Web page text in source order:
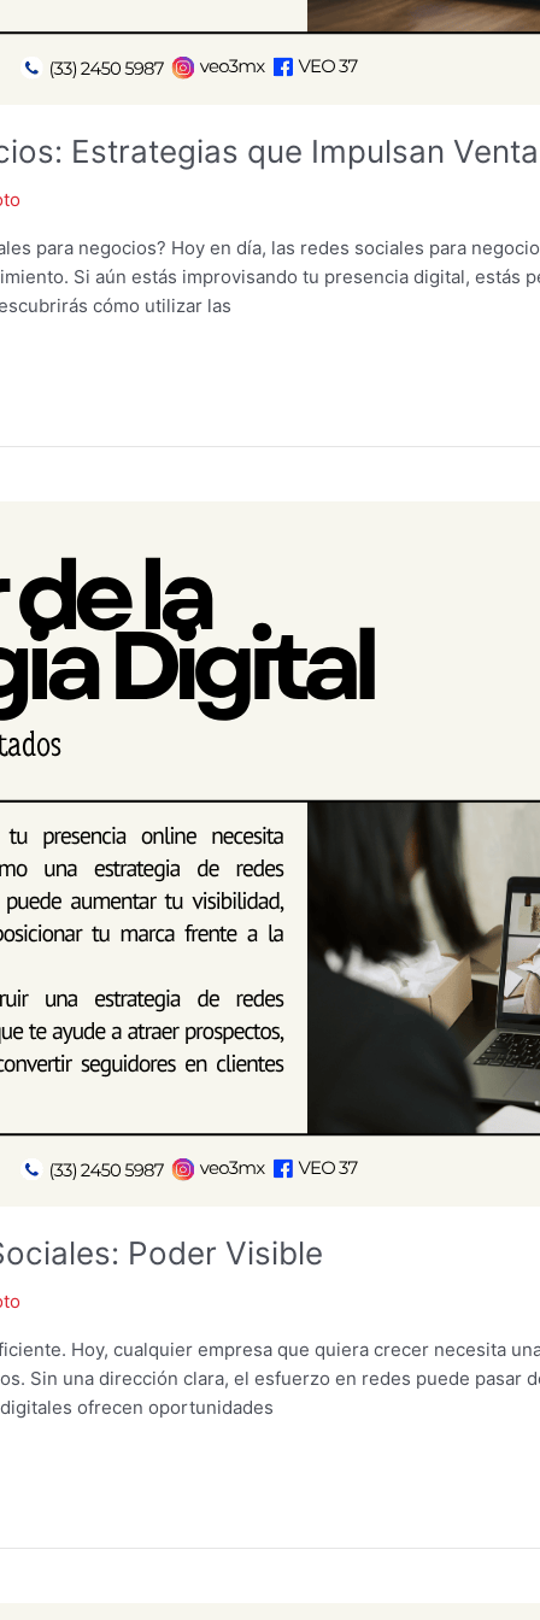
Estrategias que Impulsan
para negocios? Hoy en día, las redes sociales para
Si aún estás improvisando tu presencia digital, estás
cómo utilizar las
Poder Visible
Hoy, cualquier empresa que quiera crecer necesita
Sin una dirección clara, el esfuerzo en redes puede pasar
ofrecen oportunidades